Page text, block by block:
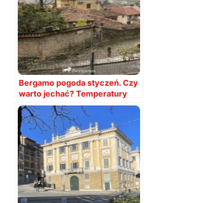
Bergamo pogoda styczeń. Czy
warto jechać? Temperatury